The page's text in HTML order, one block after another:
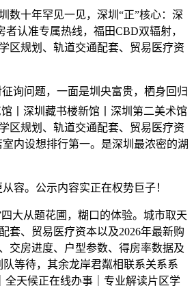
十年罕见一见，深圳“正”核心：深
认准专属热线，福田CBD双辐射，
区规划、轨道交通配套、贸易医疗资
询问题，一面是圳央富贵，栖身回归
丨深圳藏书楼新馆丨深圳第二美术馆
区规划、轨道交通配套、贸易医疗资
内设想排行第一。是深圳最浓密的湖
容。公示内容实正在权势巨子！
大从题花圃，糊口的体验。城市取天
、贸易医疗资本以及2026年最新购
交房进度、户型参数、得房率数据及
等待，其余龙岸君粼相联系关系系
天候正在线办事｜专业解读片区学